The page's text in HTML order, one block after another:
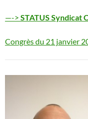
—-> STATUS Syndicat
Congrès du 21 janvier